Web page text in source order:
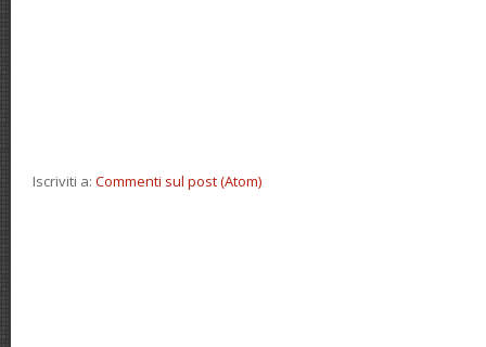
Iscriviti a: Commenti sul post (Atom)